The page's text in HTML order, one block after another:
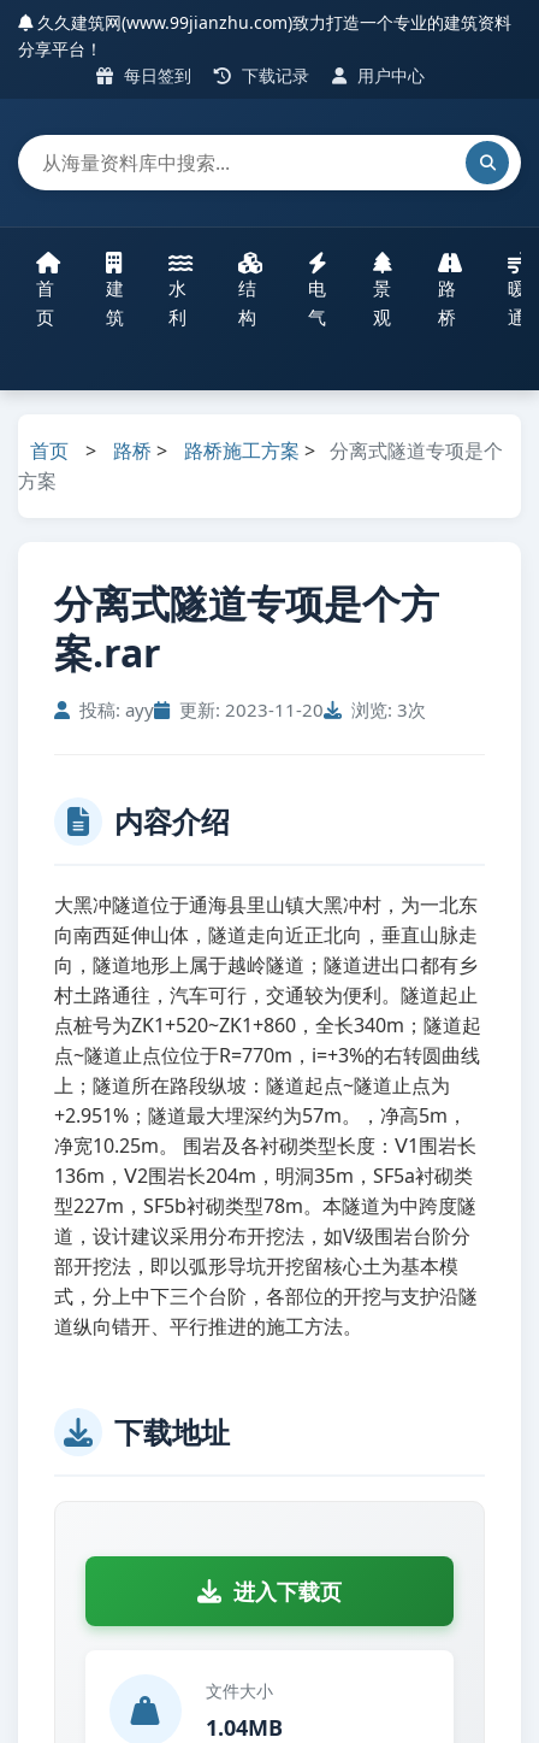
久久建筑网(www.99jianzhu.com)致力打造一个专业的建筑资料
分享平台！
每日签到
下载记录 用户中心
首
页
建
筑
水
利
结
构
电
气
景
观
路
桥
暖
通
首页 > 路桥 > 路桥施工方案 > 分离式隧道专项是个
方案
分离式隧道专项是个方
案.rar
投稿: ayy 更新: 2023-11-20 浏览: 3次
内容介绍
大黑冲隧道位于通海县里山镇大黑冲村，为一北东
向南西延伸山体，隧道走向近正北向，垂直山脉走
向，隧道地形上属于越岭隧道；隧道进出口都有乡
村土路通往，汽车可行，交通较为便利。隧道起止
点桩号为ZK1+520~ZK1+860，全长340m；隧道起
点~隧道止点位位于R=770m，i=+3%的右转圆曲线
上；隧道所在路段纵坡：隧道起点~隧道止点为
+2.951%；隧道最大埋深约为57m。，净高5m，
净宽10.25m。 围岩及各衬砌类型长度：Ⅴ1围岩长
136m，Ⅴ2围岩长204m，明洞35m，SF5a衬砌类
型227m，SF5b衬砌类型78m。本隧道为中跨度隧
道，设计建议采用分布开挖法，如V级围岩台阶分
部开挖法，即以弧形导坑开挖留核心土为基本模
式，分上中下三个台阶，各部位的开挖与支护沿隧
道纵向错开、平行推进的施工方法。
下载地址
进入下载页
文件大小
1.04MB